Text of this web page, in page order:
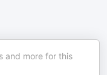
and more for this